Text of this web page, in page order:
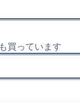
買っています